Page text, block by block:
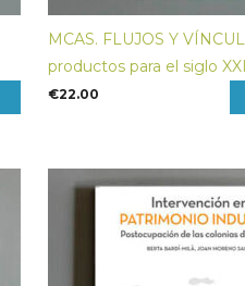
MCAS. FLUJOS Y
productos para el siglo XXI
€22.00